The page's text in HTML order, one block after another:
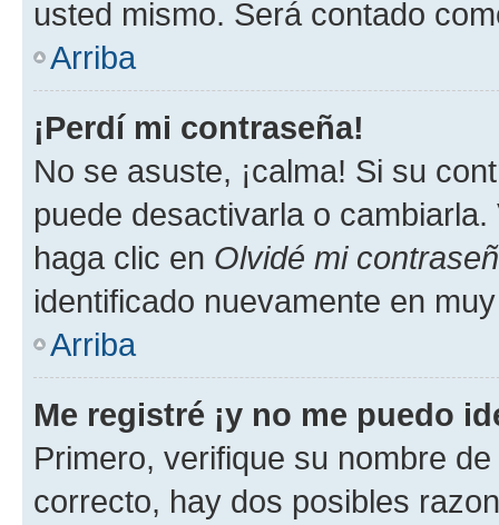
usted mismo. Será contado
Arriba
¡Perdí mi contraseña!
No se asuste, ¡calma! Si su
puede desactivarla o
haga clic en Olvidé mi
identificado nuevamente en
Arriba
Me registré ¡y no me puedo
Primero, verifique su nombre
correcto, hay dos posibles